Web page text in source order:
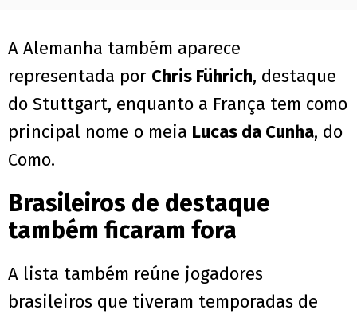
A Alemanha também aparece
representada por Chris Führich, destaque
do Stuttgart, enquanto a França tem como
principal nome o meia Lucas da Cunha, do
Como.
Brasileiros de destaque
também ficaram fora
A lista também reúne jogadores
brasileiros que tiveram temporadas de